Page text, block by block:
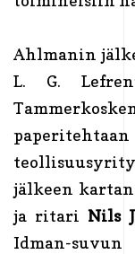
Ahlmanin
L. G.
jälkeen
ja ritari Nils
Idman-